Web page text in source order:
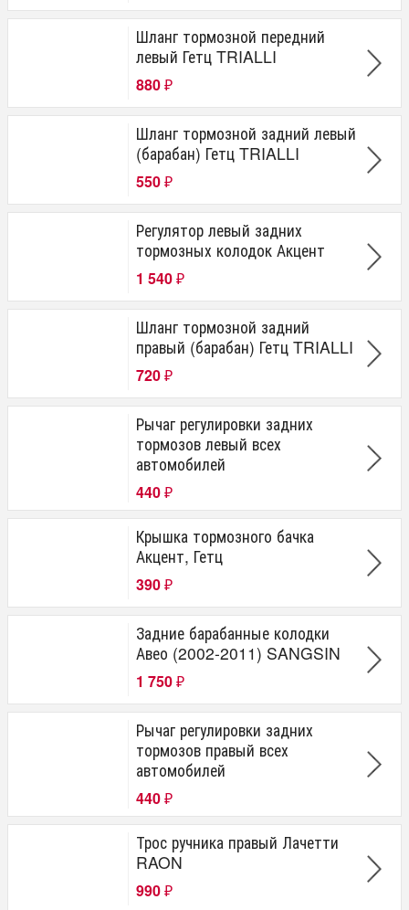
Шланг тормозной передний
левый Гетц TRIALLI
880 ₽
Шланг тормозной задний левый
(барабан) Гетц TRIALLI
550 ₽
Регулятор левый задних
тормозных колодок Акцент
1 540 ₽
Шланг тормозной задний
правый (барабан) Гетц TRIALLI
720 ₽
Рычаг регулировки задних
тормозов левый всех
автомобилей
440 ₽
Крышка тормозного бачка
Акцент, Гетц
390 ₽
Задние барабанные колодки
Авео (2002-2011) SANGSIN
1 750 ₽
Рычаг регулировки задних
тормозов правый всех
автомобилей
440 ₽
Трос ручника правый Лачетти
RAON
990 ₽